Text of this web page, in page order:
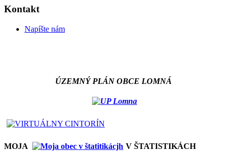
Kontakt
Napíšte nám
ÚZEMNÝ PLÁN OBCE LOMNÁ
MOJA V ŠTATISTIKÁCH